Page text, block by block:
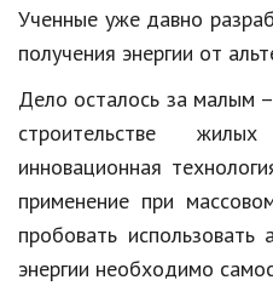
Ученные уже давно
получения энергии от
Дело осталось за малым
строительстве
инновационная
применение при
пробовать использовать
энергии необходимо